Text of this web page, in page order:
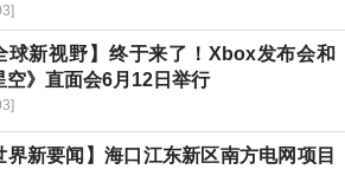
球新视野】终于来了！Xbox发布会和
空》直面会6月12日举行
界新要闻】海口江东新区南方电网项目